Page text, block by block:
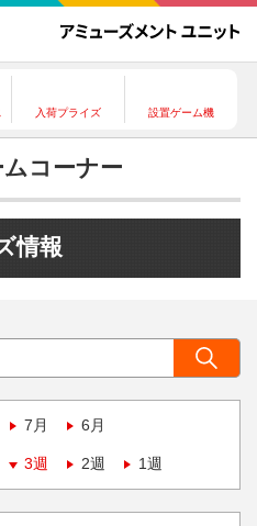
入荷プライズ 設置ゲーム機
コーナー
情報
7月 6月
3週 2週 1週